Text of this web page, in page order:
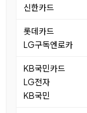
신한카드
롯데카드
LG구독엔로카
KB국민카드
LG전자
KB국민